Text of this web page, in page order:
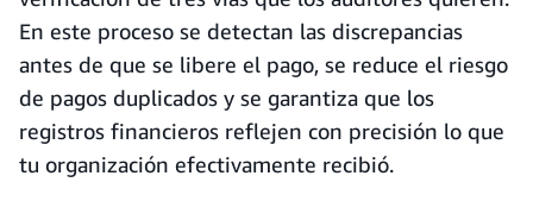
En este proceso se detectan las discrepancias
antes de que se libere el pago, se reduce el riesgo
de pagos duplicados y se garantiza que los
registros financieros reflejen con precisión lo que
tu organización efectivamente recibió.